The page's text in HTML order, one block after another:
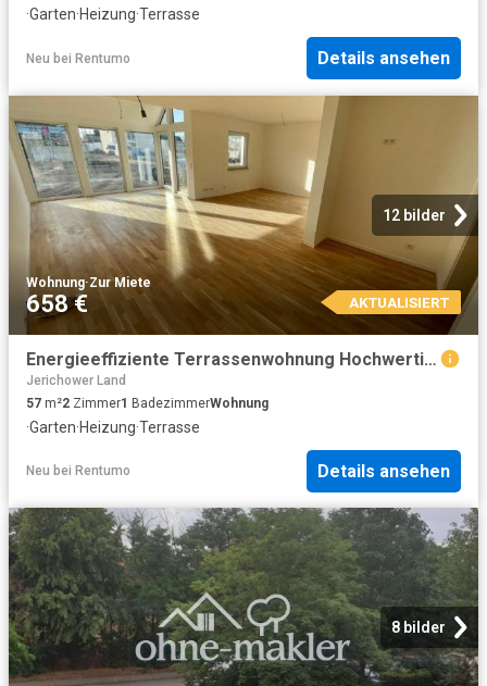
·Garten·Heizung·Terrasse
Neu bei Rentumo Details ansehen
12 bilder
Wohnung·Zur Miete
658 € AKTUALISIERT
Energieeffiziente Terrassenwohnung Hochwertige 2 Zimmer mit Fußbodenheizung & Garten & SP
Jerichower Land
57 m²2 Zimmer1 BadezimmerWohnung
·Garten·Heizung·Terrasse
Neu bei Rentumo Details ansehen
8 bilder